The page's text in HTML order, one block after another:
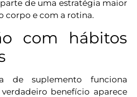
de uma estratégia maior
corpo e com a rotina.
com hábitos
de suplemento funciona
benefício aparece